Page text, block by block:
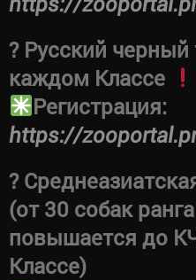
? Русский
каждом Классе
Регистрация:
https://
?
(от 30 собак
повышается до
Классе)